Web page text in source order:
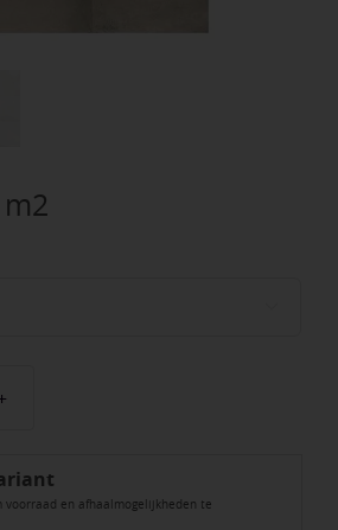
voorraad en afhaalmogelijkheden te